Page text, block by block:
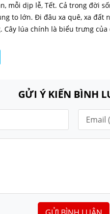
mỗi dịp lễ, Tết. Cả trong đời
to lớn. Đi đâu xa quê, xa đất
lúa chính là biểu trưng
GỬI Ý KIẾN BÌNH